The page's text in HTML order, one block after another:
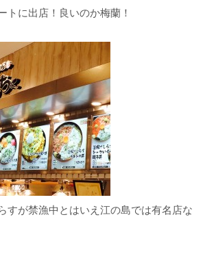
トに出店！良いのか梅蘭！
すが禁漁中とはいえ江の島では有名店な